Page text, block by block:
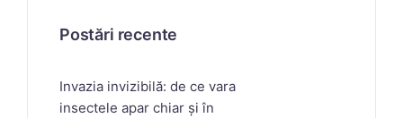
Postări recente
Invazia invizibilă: de ce vara
insectele apar chiar și în